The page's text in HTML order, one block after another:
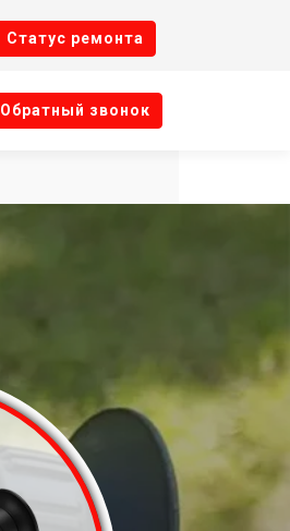
Cтатус ремонта
Oбратный звонок